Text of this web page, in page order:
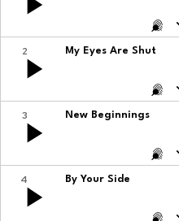
2 My Eyes Are Shut
3 New Beginnings
4 By Your Side